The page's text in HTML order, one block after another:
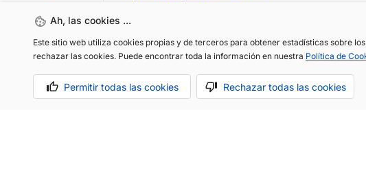
Ah, las cookies ...
Este sitio web utiliza cookies propias y de terceros para obtener estadísticas sobre
rechazar las cookies. Puede encontrar toda la información en nuestra Política de
Permitir todas las cookies Rechazar todas las cookies